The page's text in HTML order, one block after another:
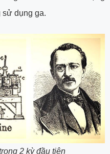
dụng ga.
2 kỳ đầu tiên